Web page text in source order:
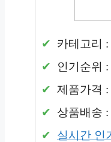
카테고리 :
인기순위 :
제품가격 :
상품배송
실시간 인